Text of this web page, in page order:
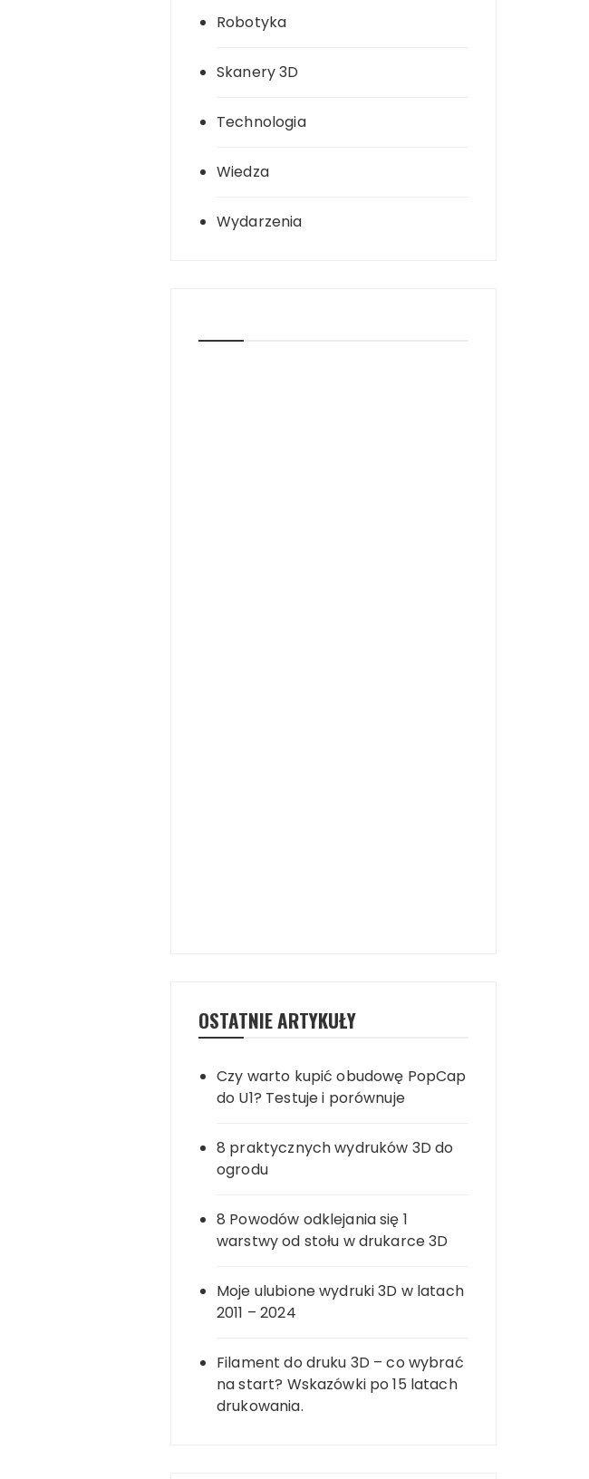
Robotyka
Skanery 3D
Technologia
Wiedza
Wydarzenia
OSTATNIE ARTYKUŁY
Czy warto kupić obudowę PopCap
do U1? Testuje i porównuje
8 praktycznych wydruków 3D do
ogrodu
8 Powodów odklejania się 1
warstwy od stołu w drukarce 3D
Moje ulubione wydruki 3D w latach
2011 – 2024
Filament do druku 3D – co wybrać
na start? Wskazówki po 15 latach
drukowania.